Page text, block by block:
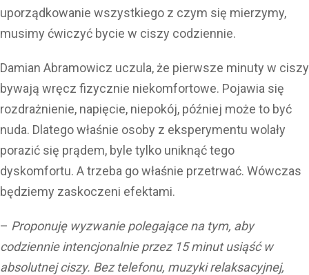
uporządkowanie wszystkiego z czym się mierzymy,
musimy ćwiczyć bycie w ciszy codziennie.
Damian Abramowicz uczula, że pierwsze minuty w ciszy
bywają wręcz fizycznie niekomfortowe. Pojawia się
rozdrażnienie, napięcie, niepokój, później może to być
nuda. Dlatego właśnie osoby z eksperymentu wolały
porazić się prądem, byle tylko uniknąć tego
dyskomfortu. A trzeba go właśnie przetrwać. Wówczas
będziemy zaskoczeni efektami.
– Proponuję wyzwanie polegające na tym, aby
codziennie intencjonalnie przez 15 minut usiąść w
absolutnej ciszy. Bez telefonu, muzyki relaksacyjnej,